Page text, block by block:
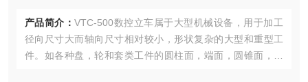
产品简介： VTC-500数控立车属于大型机械设备，用于加工
径向尺寸大而轴向尺寸相对较小，形状复杂的大型和重型工
件。如各种盘，轮和套类工件的圆柱面，端面，圆锥面，圆